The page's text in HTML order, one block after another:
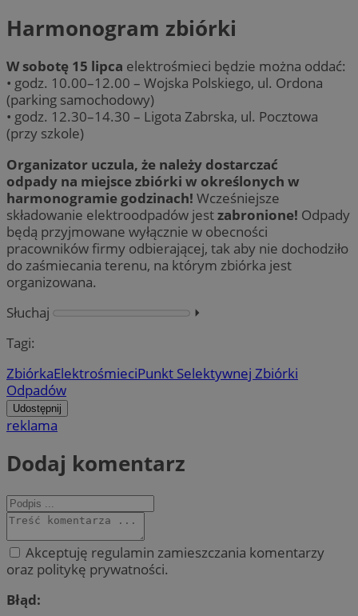
Harmonogram zbiórki
W sobotę 15 lipca elektrośmieci będzie można oddać:
• godz. 10.00–12.00 – Wojska Polskiego, ul. Ordona
(parking samochodowy)
• godz. 12.30–14.30 – Ligota Zabrska, ul. Pocztowa
(przy szkole)
Organizator uczula, że należy dostarczać
odpady na miejsce zbiórki w określonych w
harmonogramie godzinach! Wcześniejsze
składowanie elektroodpadów jestzabronione! Odpady
będą przyjmowane wyłącznie w obecności
pracowników firmy odbierającej, tak aby nie dochodziło
do zaśmiecania terenu, na którym zbiórka jest
organizowana.
Słuchaj
⏵︎
Tagi:
ZbiórkaElektrośmieciPunkt Selektywnej Zbiórki
Odpadów
Udostępnij
reklama
Dodaj komentarz
Akceptuję regulamin zamieszczania komentarzy
oraz politykę prywatności.
Błąd: